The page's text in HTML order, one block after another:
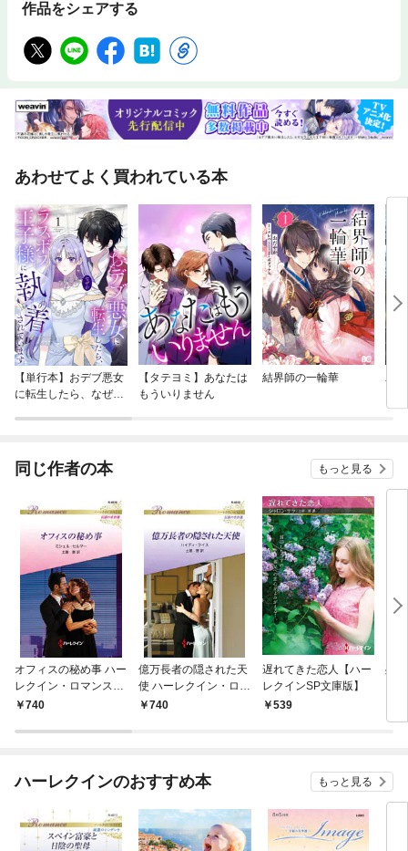
作品をシェアする
あわせてよく買われている本
【単行本】おデブ悪女
に転生したら、なぜか
【タテヨミ】あなたは
もういりません
結界師の一輪華
バ
今
同じ作者の本 もっと見る
オフィスの秘め事 ハー
レクイン・ロマンス～
伝説の名作選～【ハー
版】
740
億万長者の隠された天
使 ハーレクイン・ロマ
ンス～伝説の名作選～
740
遅れてきた恋人【ハー
レクインSP文庫版】
539
残
ハーレクインのおすすめ本 もっと見る